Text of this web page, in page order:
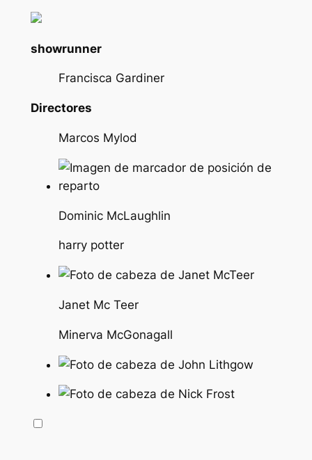
showrunner
Francisca Gardiner
Directores
Marcos Mylod
Dominic McLaughlin
harry potter
Janet Mc Teer
Minerva McGonagall